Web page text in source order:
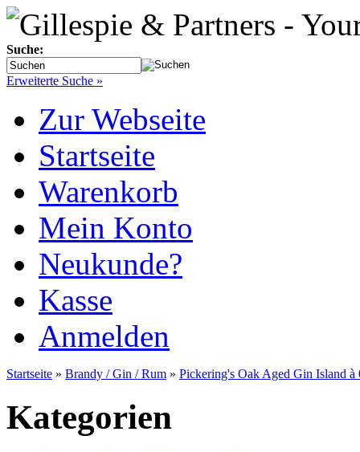
Suche:
Erweiterte Suche »
Zur Webseite
Startseite
Warenkorb
Mein Konto
Neukunde?
Kasse
Anmelden
Startseite » Brandy / Gin / Rum » Pickering's Oak Aged Gin Island
Kategorien